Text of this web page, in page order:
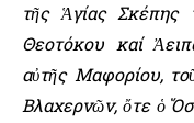
τῆς Ἁγίας Σκέπης
Θεοτόκου καί
αὐτῆς Μαφορίου,
Βλαχερνῶν, ὄτε ὁ